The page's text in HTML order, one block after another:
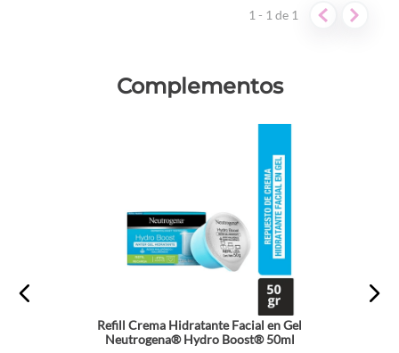
estar más impresionada con el efecto que ha dejado en
1 - 1de 1
Complementos
Refill Crema Hidratante Facial en Gel
Neutrogena® Hydro Boost® 50ml